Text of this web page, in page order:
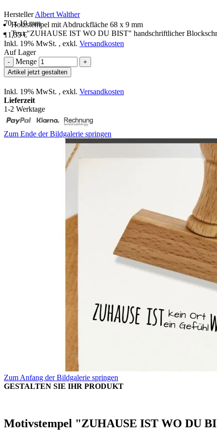
HerstellerAlbert Walther
70 x 10 mm
Holzstempel mit Abdruckfläche 68 x 9 mm
Text "ZUHAUSE IST WO DU BIST" handschriftlicher
11,55 €
Inkl. 19% MwSt. , exkl. Versandkosten
Auf Lager
- Menge
+
Artikel jetzt gestalten
Inkl. 19% MwSt. , exkl. Versandkosten
Lieferzeit
1-2 Werktage
Zum Ende der Bildgalerie springen
Zum Anfang der Bildgalerie springen
GESTALTEN SIE IHR PRODUKT
Motivstempel "ZUHAUSE IST WO DU